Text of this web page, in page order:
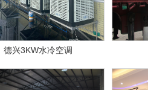
德兴3KW水冷空调